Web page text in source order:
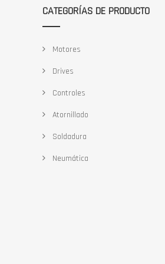
CATEGORÍAS DE PRODUCTO
Motores
Drives
Controles
Atornillado
Soldadura
Neumática